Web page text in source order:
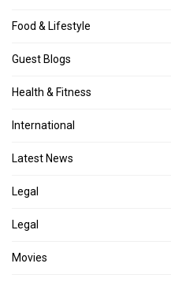
Food & Lifestyle
Guest Blogs
Health & Fitness
International
Latest News
Legal
Legal
Movies